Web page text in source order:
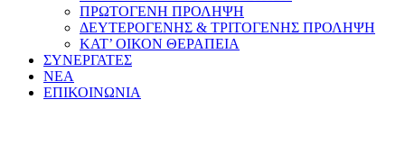
ΠΡΩΤΟΓΕΝΗ ΠΡΟΛΗΨΗ
ΔΕΥΤΕΡΟΓΕΝΗΣ & ΤΡΙΤΟΓΕΝΗΣ ΠΡΟΛΗΨΗ
ΚΑΤ’ ΟΙΚΟΝ ΘΕΡΑΠΕΙΑ
ΣΥΝΕΡΓΑΤΕΣ
ΝΕΑ
ΕΠΙΚΟΙΝΩΝΙΑ